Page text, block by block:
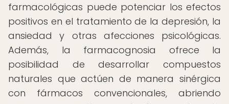
farmacológicas puede potenciar los efectos
positivos en el tratamiento de la depresión, la
ansiedad y otras afecciones psicológicas.
Además, la farmacognosia ofrece la
posibilidad de desarrollar compuestos
naturales que actúen de manera sinérgica
con fármacos convencionales, abriendo